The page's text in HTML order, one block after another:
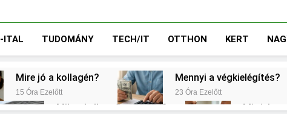
ITAL TUDOMÁNY TECH/IT OTTHON KERT
Mire jó a kollagén?
15 Óra Ezelőtt
Mennyi a végkielégítés?
23 Óra Ezelőtt
Mikor kell tetőt cserélni? Mit jelent